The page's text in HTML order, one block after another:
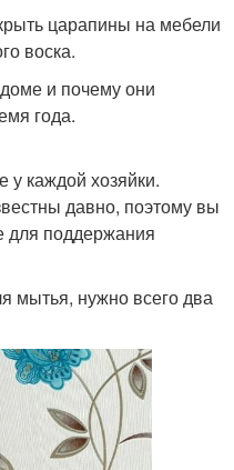
царапины на мебели
воска.
и почему они
года.
у каждой хозяйки.
давно, поэтому вы
для поддержания
мытья, нужно всего два